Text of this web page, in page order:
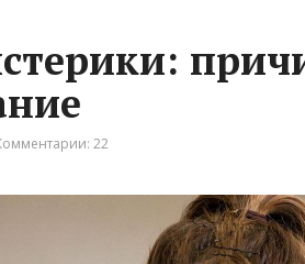
22